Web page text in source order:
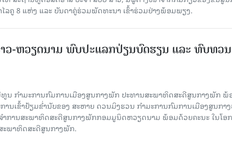
ລຄູ 8 ແຫ່ງ ແລະ ບັນດາຄູ່ຮ່ວມພັດທະນາ ເຂົ້າຮ່ວມຢ່າງພ້ອມພຽງ.
ວ-ຫວຽດນາມ ພົບປະແລກປ່ຽນບົດຮຽນ ແລະ ທົບທວນ
ນ ກໍາມະການກົມການເມືອງສູນກາງພັກ ປະທານສະພາທິດສະດີສູນກາງພັກ ພ້
ານເຂົ້າຢ້ຽມຂໍ່ານັບຂອງ ສະຫາຍ ດວນມິງຮວນ ກໍາມະການກົມການເມືອງສູນກາ
ການສະພາທິດສະດີສູນກາງພັກກອມມູນິດຫວຽດນາມ ພ້ອມດ້ວຍຄະນະ ໃນໂອ
ະພາທິດສະດີສູນກາງພັກ.